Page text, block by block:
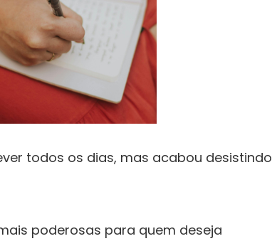
todos os dias, mas acabou desistindo
poderosas para quem deseja